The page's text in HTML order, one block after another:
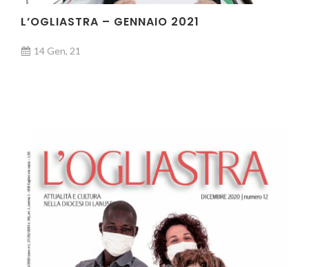
L’OGLIASTRA – GENNAIO 2021
14 Gen, 21